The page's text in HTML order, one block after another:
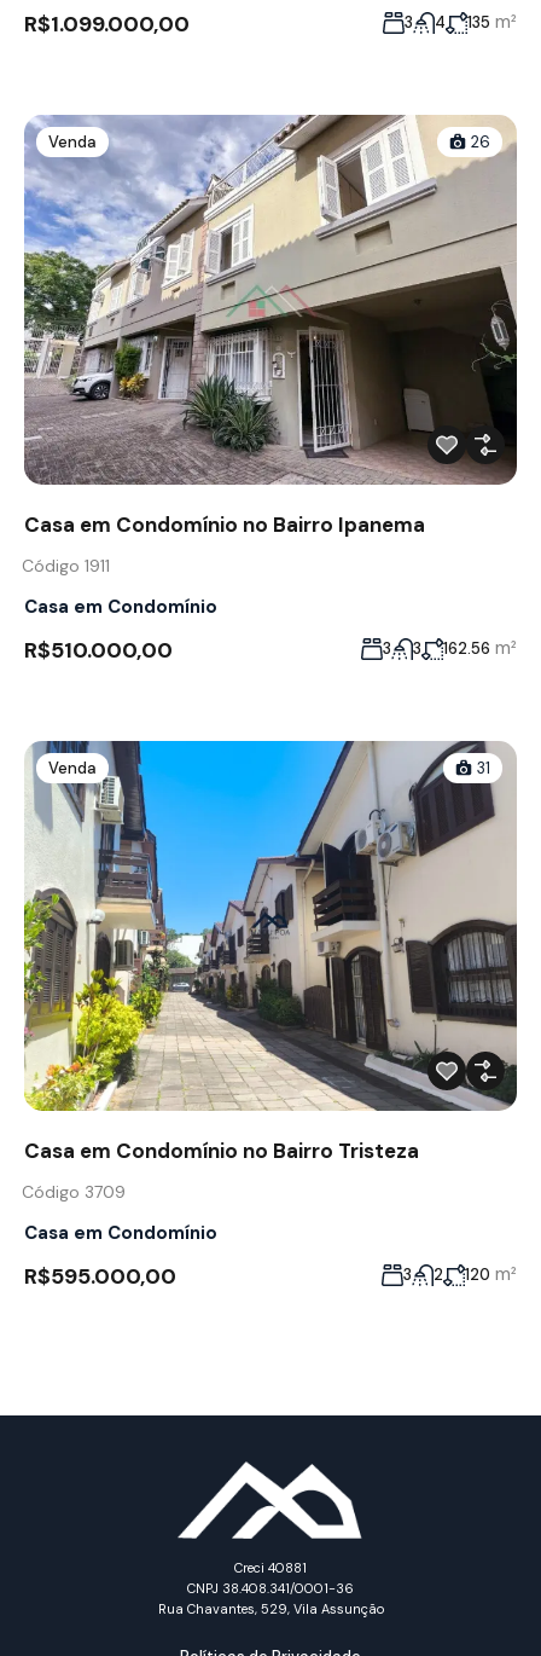
R$1.099.000,00 3 4 135 m²
Venda 26
Casa em Condomínio no Bairro Ipanema
Código 1911
Casa em Condomínio
R$510.000,00 3 3 162.56 m²
Venda 31
Casa em Condomínio no Bairro Tristeza
Código 3709
Casa em Condomínio
R$595.000,00 3 2 120 m²
Creci 40881
CNPJ 38.408.341/0001-36
Rua Chavantes, 529, Vila Assunção